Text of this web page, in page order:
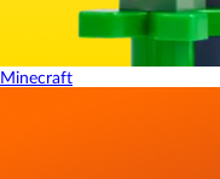
Minecraft